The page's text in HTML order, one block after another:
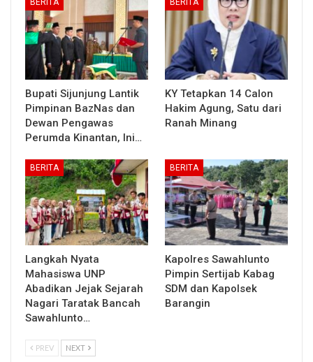
Bupati Sijunjung Lantik
Pimpinan BazNas dan
Dewan Pengawas
Perumda Kinantan, Ini…
KY Tetapkan 14 Calon
Hakim Agung, Satu dari
Ranah Minang
BERITA
Langkah Nyata
Mahasiswa UNP
Abadikan Jejak Sejarah
Nagari Taratak Bancah
Sawahlunto…
BERITA
Kapolres Sawahlunto
Pimpin Sertijab Kabag
SDM dan Kapolsek
Barangin
PREV NEXT